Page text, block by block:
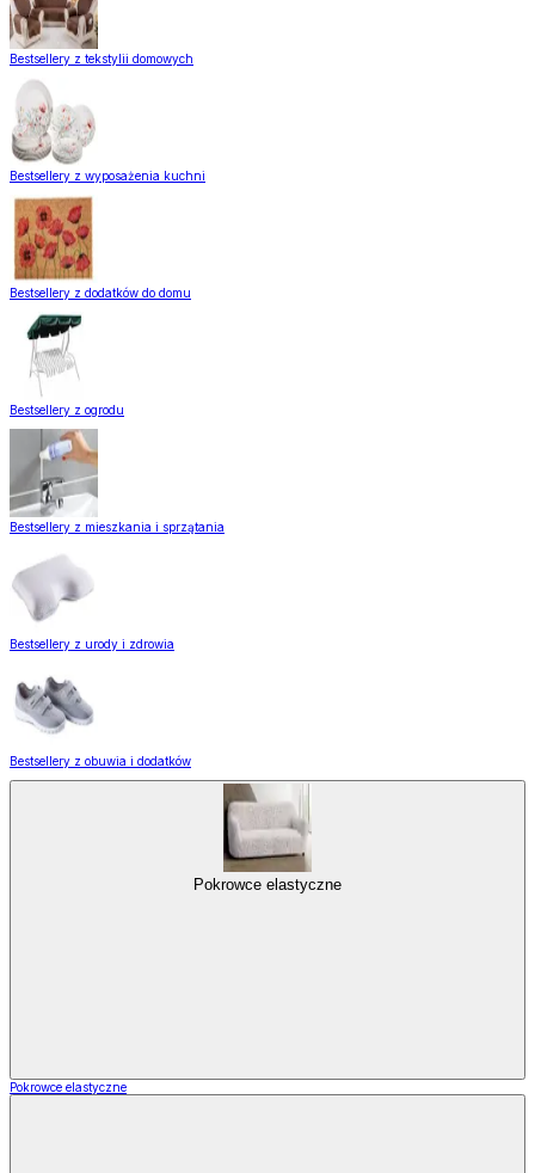
Bestsellery z tekstylii domowych
Bestsellery z wyposażenia kuchni
Bestsellery z dodatków do domu
Bestsellery z ogrodu
Bestsellery z mieszkania i sprzątania
Bestsellery z urody i zdrowia
Bestsellery z obuwia i dodatków
Pokrowce elastyczne
Pokrowce elastyczne